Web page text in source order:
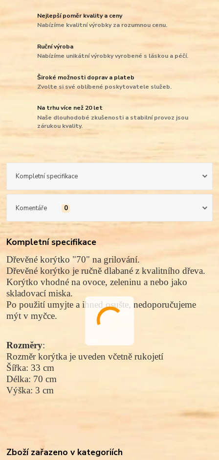
Nejlepší poměr kvality a ceny
Nabízíme kvalitní výrobky za rozumnou cenu.
Ruční výroba
Nabízíme unikátní výrobky vyrobené s láskou a péčí.
Široké možnosti doprav a plateb
Zvolte si své oblíbené poskytovatele služeb.
Na trhu více než 20 let
Naše dlouhodobé zkušenosti a stabilní provoz jsou
zárukou kvality.
Kompletní specifikace
Komentáře 0
Kompletní specifikace
Dřevěné korýtko "70"na grilování.
Dřevěné korýtko je ručně dlabané z kvalitního dřeva.
Korýtko vhodné na ovoce, zeleninu a nebo jako
skladovací miska.
Po použití umyjte a ihned osušte, nedoporučujeme
mýt v myčce.
Rozměry:
Rozměr korýtka je uveden včetně rukojetí
Šířka: 33 cm
Délka: 70 cm
Výška: 3 cm
Zboží zařazeno v kategoriích